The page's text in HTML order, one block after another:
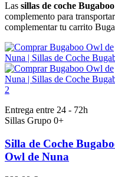
Las sillas de coche Bugaboo
complemento para
complementar tu carrito
Entrega entre 24 - 72h
Sillas Grupo 0+
Silla de Coche
Owl de Nuna